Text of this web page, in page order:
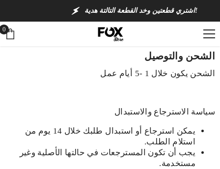
اشتري قطعتين وخد القطعة التالتة هدية!
0
0
الشحن والتوصيل
الشحن يكون خلال 1 -5 أيام عمل
سياسة الاسترجاع والاستبدال
يمكن استرجاع أو استبدال طلبك خلال 14 يوم من
استلام الطلب.
يجب أن تكون المسترجعات في حالتها الأصلية وغير
مستخدمة.